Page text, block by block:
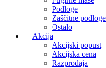
Podloge
Zaščitne podloge
Ostalo
Akcija
Akcijski popust
Akcijska cena
Razprodaja